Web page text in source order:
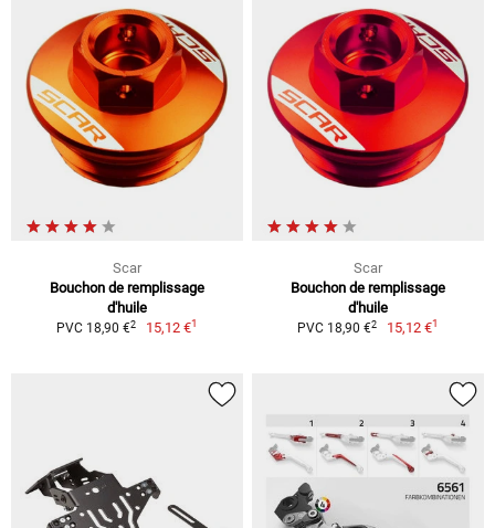
Scar
Bouchon de remplissage
d'huile
PVC 18,90 €2 15,12 €1
Scar
Bouchon de remplissage
d'huile
PVC 18,90 €2 15,12 €1